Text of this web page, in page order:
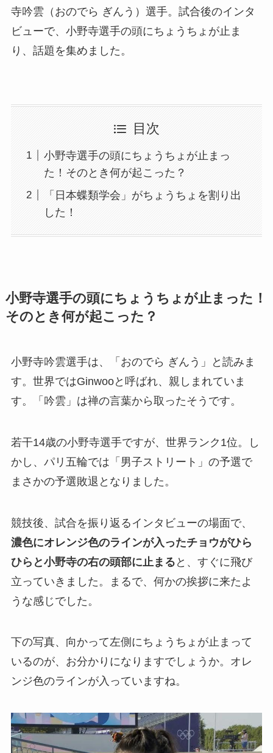
寺吟雲（おのでら ぎんう）選手。試合後のインタ
ビューで、小野寺選手の頭にちょうちょが止ま
り、話題を集めました。
目次
小野寺選手の頭にちょうちょが止まっ
た！そのとき何が起こった？
「日本蝶類学会」がちょうちょを割り出
した！
小野寺選手の頭にちょうちょが止まった！
そのとき何が起こった？
小野寺吟雲選手は、「おのでら ぎんう」と読みま
す。世界ではGinwooと呼ばれ、親しまれていま
す。「吟雲」は禅の言葉から取ったそうです。
若干14歳の小野寺選手ですが、世界ランク1位。し
かし、パリ五輪では「男子ストリート」の予選で
まさかの予選敗退となりました。
競技後、試合を振り返るインタビューの場面で、
濃色にオレンジ色のラインが入ったチョウがひら
ひらと小野寺の右の頭部に止まる と、すぐに飛び
立っていきました。まるで、何かの挨拶に来たよ
うな感じでした。
下の写真、向かって左側にちょうちょが止まって
いるのが、お分かりになりますでしょうか。オレ
ンジ色のラインが入っていますね。